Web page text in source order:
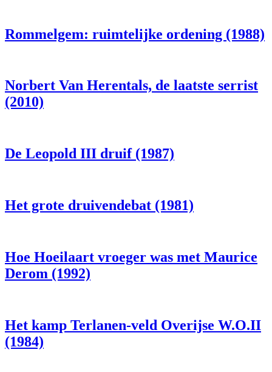
Rommelgem: ruimtelijke ordening (1988)
Norbert Van Herentals, de laatste serrist
(2010)
De Leopold III druif (1987)
Het grote druivendebat (1981)
Hoe Hoeilaart vroeger was met Maurice
Derom (1992)
Het kamp Terlanen-veld Overijse W.O.II
(1984)